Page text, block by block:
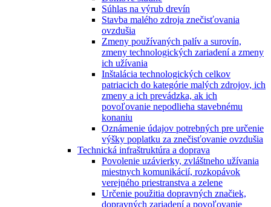
Súhlas na výrub drevín
Stavba malého zdroja znečisťovania
ovzdušia
Zmeny používaných palív a surovín,
zmeny technologických zariadení a zmeny
ich užívania
Inštalácia technologických celkov
patriacich do kategórie malých zdrojov, ich
zmeny a ich prevádzka, ak ich
povoľovanie nepodlieha stavebnému
konaniu
Oznámenie údajov potrebných pre určenie
výšky poplatku za znečisťovanie ovzdušia
Technická infraštruktúra a doprava
Povolenie uzávierky, zvláštneho užívania
miestnych komunikácií, rozkopávok
verejného priestranstva a zelene
Určenie použitia dopravných značiek,
dopravných zariadení a povoľovanie